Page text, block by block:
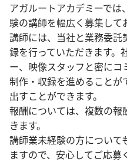
アガルートアカデミーで
験の講師を幅広く募集して
講師には、当社と業務委
録を行っていただきます。
ー、映像スタッフと密に
制作・収録を進めることが
出すことができます。
報酬については、複数の
きます。
講師業未経験の方について
ますので、安心してご応募